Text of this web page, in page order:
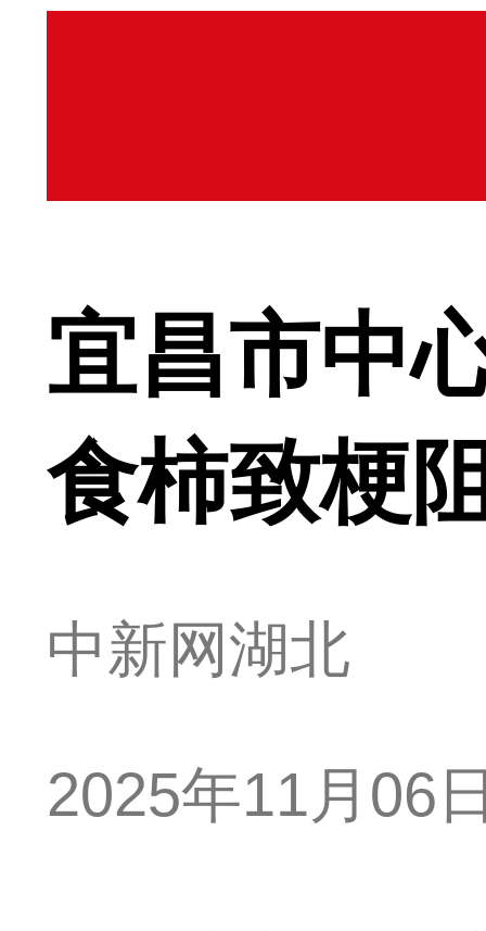
宜昌市中
食柿致梗
中新网湖北
2025年11月06